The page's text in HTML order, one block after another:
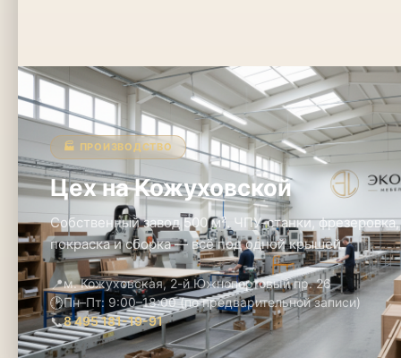
🏭 ПРОИЗВОДСТВО
Цех на Кожуховской
Собственный завод 500 м². ЧПУ-станки, фрезеровка,
покраска и сборка — всё под одной крышей.
📍м. Кожуховская, 2-й Южнопортовый пр. 26
🕑Пн–Пт: 9:00–18:00 (по предварительной записи)
📞8 495 181-19-91